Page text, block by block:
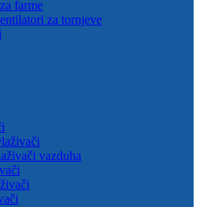
farme
za tornjeve
vazduha